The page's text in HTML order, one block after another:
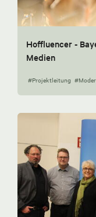
Hoffluencer -
Medien
#Projektleitung